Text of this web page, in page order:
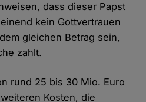
dass dieser Papst
kein Gottvertrauen
gleichen Betrag sein,
zahlt.
rund 25 bis 30 Mio. Euro
Kosten, die